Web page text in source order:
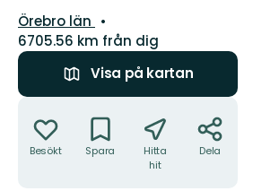
Län:
Örebro län
6705.56 km från dig
Visa på kartan
Besökt Spara
Hitta
hit
Dela